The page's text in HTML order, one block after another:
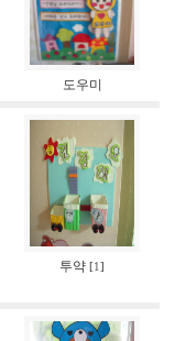
도우미
투약 [1 ]